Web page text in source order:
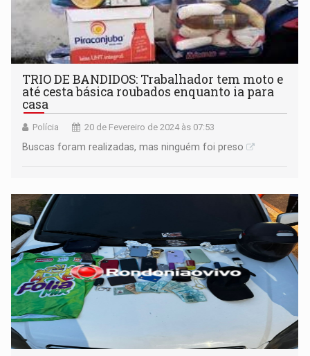
TRIO DE BANDIDOS: Trabalhador tem moto e
até cesta básica roubados enquanto ia para
casa
Polícia 20 de Fevereiro de 2024 às 07:53
Buscas foram realizadas, mas ninguém foi preso